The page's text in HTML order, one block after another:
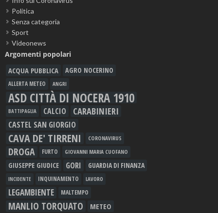
Politica
Senza categoria
Sport
Videonews
Argomenti popolari
ACQUA PUBBLICA AGRO NOCERINO
ALLERTA METEO ANGRI
ASD CITTÀ DI NOCERA 1910
BATTIPAGLIA CALCIO CARABINIERI
CASTEL SAN GIORGIO
CAVA DE' TIRRENI CORONAVIRUS
DROGA FURTO GIOVANNI MARIA CUOFANO
GIUSEPPE GIUDICE GORI GUARDIA DI FINANZA
INCIDENTE INQUINAMENTO LAVORO
LEGAMBIENTE MALTEMPO
MANLIO TORQUATO METEO